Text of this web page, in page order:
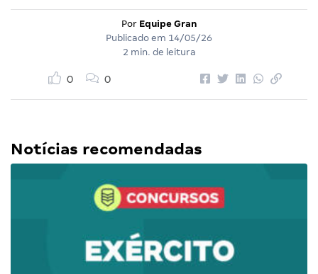
Por Equipe Gran
Publicado em 14/05/26
2 min. de leitura
0 0
Notícias recomendadas